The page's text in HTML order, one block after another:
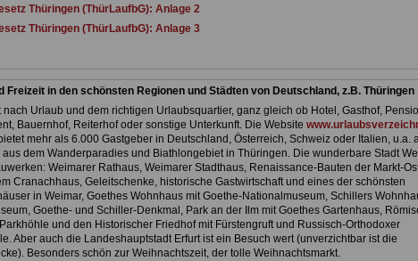
Thüringen (ThürLaufbG): Anlage 2
Thüringen (ThürLaufbG): Anlage 3
Freizeit in den schönsten Regionen und Städten von Deutschland, z.B. Thüringen
nach Urlaub und dem richtigen Urlaubsquartier, ganz gleich ob Hotel, Gasthof,
Bauernhof, Reiterhof oder sonstige Unterkunft. Die Website
mehr als 6.000 Gastgeber in Deutschland, Österreich, Schweiz oder Italien, u.a.
aus dem Wanderparadies und Biathlongebiet in Thüringen. Die wunderbare Stadt
Weimarer Rathaus, Weimarer Stadthaus, Renaissance-Bauten der Markt-
Cranachhaus, Geleitschenke, historische Gastwirtschaft und eines der schönsten
in Weimar, Goethes Wohnhaus mit Goethe-Nationalmuseum, Schillers
Goethe- und Schiller-Denkmal, Park an der Ilm mit Goethes Gartenhaus,
und den Historischer Friedhof mit Fürstengruft und Russisch-Orthodoxer
Aber auch die Landeshauptstadt Erfurt ist ein Besuch wert (unverzichtbar ist die
Besonders schön zur Weihnachtszeit, der tolle Weihnachtsmarkt.